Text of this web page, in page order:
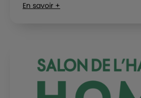
En savoir +